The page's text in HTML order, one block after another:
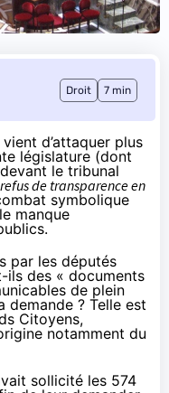
Droit 7 min
d’attaquer plus
législature (dont
le tribunal
refus de transparence en
symbolique
manque
par les députés
ils des « documents
de plein
? Telle est
Citoyens,
notamment du
sollicité les 574